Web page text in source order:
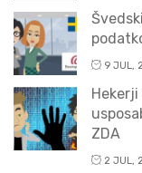
9 JUL,
ZDA
2 JUL,